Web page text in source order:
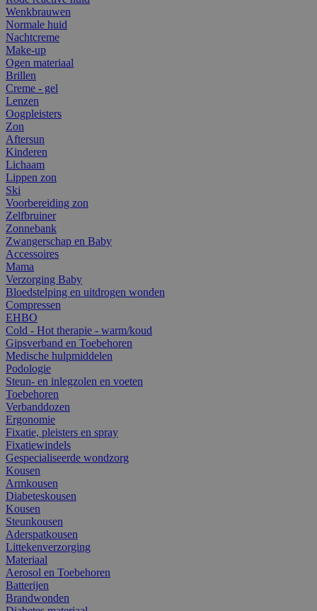
Wenkbrauwen
Normale huid
Nachtcreme
Make-up
Ogen materiaal
Brillen
Creme - gel
Lenzen
Oogpleisters
Zon
Aftersun
Kinderen
Lichaam
Lippen zon
Ski
Voorbereiding zon
Zelfbruiner
Zonnebank
Zwangerschap en Baby
Accessoires
Mama
Verzorging Baby
Bloedstelping en uitdrogen wonden
Compressen
EHBO
Cold - Hot therapie - warm/koud
Gipsverband en Toebehoren
Medische hulpmiddelen
Podologie
Steun- en inlegzolen en voeten
Toebehoren
Verbanddozen
Ergonomie
Fixatie, pleisters en spray
Fixatiewindels
Gespecialiseerde wondzorg
Kousen
Armkousen
Diabeteskousen
Kousen
Steunkousen
Aderspatkousen
Littekenverzorging
Materiaal
Aerosol en Toebehoren
Batterijen
Brandwonden